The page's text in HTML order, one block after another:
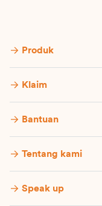
Produk
Klaim
Bantuan
Tentang kami
Speak up